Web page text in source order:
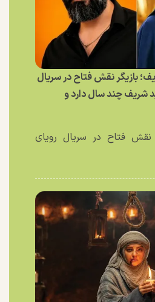
بازیگر نقش فتاح در سریال
شریف چند سال دارد و
نقش فتاح در سریال رویای